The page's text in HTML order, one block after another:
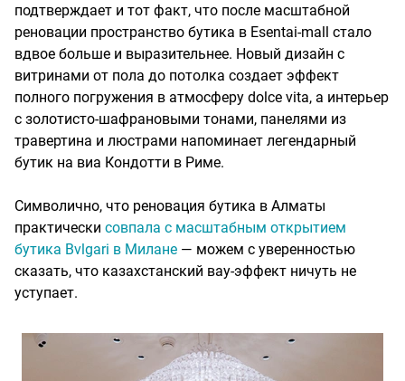
подтверждает и тот факт, что после масштабной
реновации пространство бутика в Esentai-mall стало
вдвое больше и выразительнее. Новый дизайн с
витринами от пола до потолка создает эффект
полного погружения в атмосферу dolce vita, а интерьер
с золотисто-шафрановыми тонами, панелями из
травертина и люстрами напоминает легендарный
бутик на виа Кондотти в Риме.
Символично, что реновация бутика в Алматы
практически совпала с масштабным открытием
бутика Bvlgari в Милане — можем с уверенностью
сказать, что казахстанский вау-эффект ничуть не
уступает.